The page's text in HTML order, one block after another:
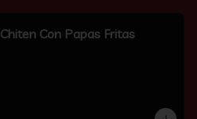
Chiten Con Papas Fritas